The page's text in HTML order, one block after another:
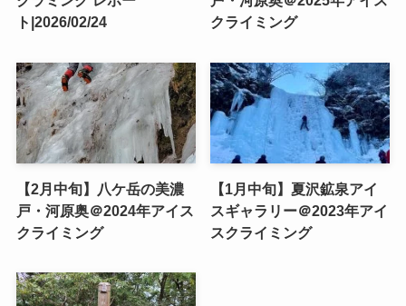
ト|2026/02/24
クライミング
【2月中旬】八ケ岳の美濃
戸・河原奥＠2024年アイス
クライミング
【1月中旬】夏沢鉱泉アイ
スギャラリー＠2023年アイ
スクライミング